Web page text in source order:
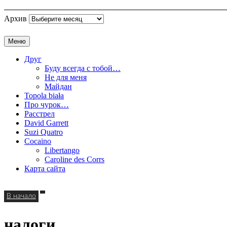
Архив
Меню
Друг
Буду всегда с тобой…
Не для меня
Майдан
Topola biała
Про чурок…
Расстрел
David Garrett
Suzi Quatro
Cocaino
Libertango
Caroline des Corrs
Карта сайта
В начало